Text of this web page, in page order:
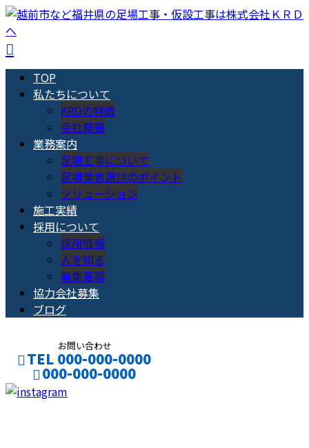
TOP
私たちについて
KRDの特徴
会社概要
業務案内
足場工事について
足場業者選びのポイント
ソリューション
施工実績
採用について
採用情報
人を知る
募集要項
協力会社募集
ブログ
お問い合わせ
TEL 000-000-0000
000-000-0000